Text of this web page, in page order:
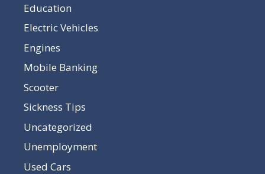
Education
Electric Vehicles
Engines
Mobile Banking
Scooter
Sickness Tips
Uncategorized
Unemployment
Used Cars